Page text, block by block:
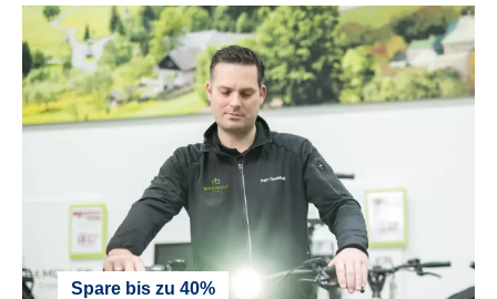
bis 25 km/h
NABE VORDERRAD :
SHIMANO Deore M5100 CL 32H 100-5QR
Trekking-Pedal VP-616 anti-slip
RADGRÖSSE :
Spare bis zu 40%